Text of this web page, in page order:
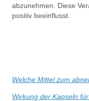
abzunehmen. Diese
positiv beeinflusst.
Welche Mittel zum
Wirkung der Kapseln